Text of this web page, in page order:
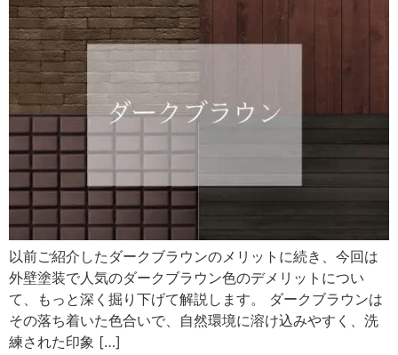
以前ご紹介したダークブラウンのメリットに続き、今回は
外壁塗装で人気のダークブラウン色のデメリットについ
て、もっと深く掘り下げて解説します。 ダークブラウンは
その落ち着いた色合いで、自然環境に溶け込みやすく、洗
練された印象 […]